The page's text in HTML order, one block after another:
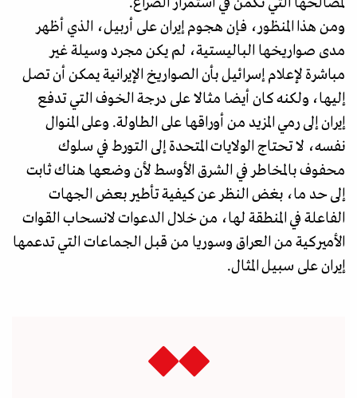
ومن هذا المنظور، فإن هجوم إيران على أربيل، الذي أظهر
مدى صواريخها الباليستية، لم يكن مجرد وسيلة غير
مباشرة لإعلام إسرائيل بأن الصواريخ الإيرانية يمكن أن تصل
إليها، ولكنه كان أيضا مثالا على درجة الخوف التي تدفع
إيران إلى رمي المزيد من أوراقها على الطاولة. وعلى المنوال
نفسه، لا تحتاج الولايات المتحدة إلى التورط في سلوك
محفوف بالمخاطر في الشرق الأوسط لأن وضعها هناك ثابت
إلى حد ما، بغض النظر عن كيفية تأطير بعض الجهات
الفاعلة في المنطقة لها، من خلال الدعوات لانسحاب القوات
الأميركية من العراق وسوريا من قبل الجماعات التي تدعمها
إيران على سبيل المثال.